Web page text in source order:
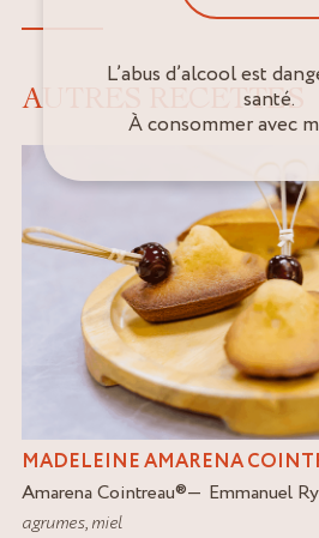
AUTRES RECETTES
MADELEINE AMARENA
Amarena Cointreau®
Emmanuel
agrumes,miel
L’abus d’alcool est
santé.
À consommer avec